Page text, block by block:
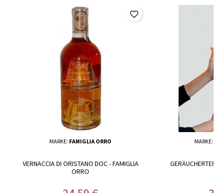
MARKE: FAMIGLIA ORRO
VERNACCIA DI ORISTANO DOC - FAMIGLIA
ORRO
favorite_border
MARKE:
GERÄUCHERTER